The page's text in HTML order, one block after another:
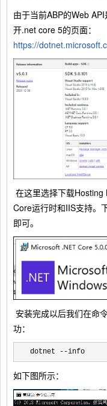
由于当前ABP的Web
开.net core 5的页面：
https://
在这里选择下载
Core运行时和IIS支持。
即可。
安装完成以后我们在命
功：
dotnet --info
如下图所示：